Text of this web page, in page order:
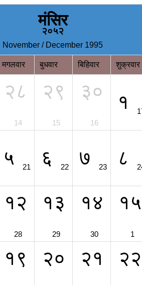
मंसिर
२०५२
November / December 1995
मगलवार बुधवार बिहिवार शुक्रवार
२८
14
२९
15
३०
16
१
५ 21 ६ 22 ७ 23 ८
१२
28
१३
29
१४
30
१५
1
१९ २० २१ २२